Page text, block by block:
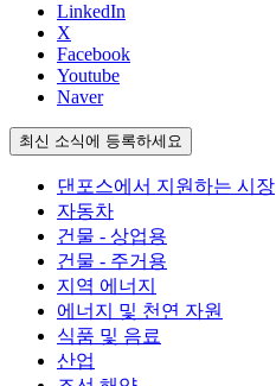
LinkedIn
X
Facebook
Youtube
Naver
최신 소식에 등록하세요
댄포스에서 지원하는 시장
자동차
건물 - 상업용
건물 - 주거용
지역 에너지
에너지 및 천연 자원
식품 및 음료
산업